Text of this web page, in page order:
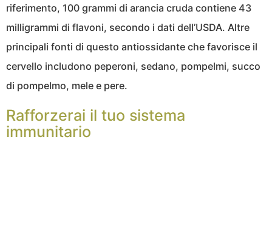
riferimento, 100 grammi di arancia cruda contiene 43
milligrammi di flavoni, secondo i dati dell’USDA. Altre
principali fonti di questo antiossidante che favorisce il
cervello includono peperoni, sedano, pompelmi, succo
di pompelmo, mele e pere.
Rafforzerai il tuo sistema
immunitario